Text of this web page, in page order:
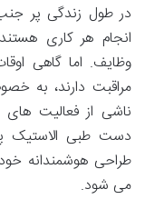
در طول زندگی پر
انجام هر کاری
وظایف. اما گاهی
مراقبت دارند، به
ناشی از فعالیت
دست طبی الاستیک
طراحی هوشمندانه
می شود.